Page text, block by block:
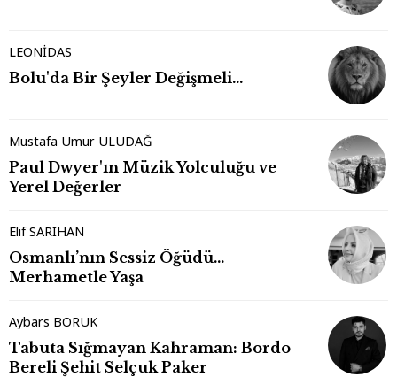
LEONİDAS
Bolu'da Bir Şeyler Değişmeli…
Mustafa Umur ULUDAĞ
Paul Dwyer'ın Müzik Yolculuğu ve
Yerel Değerler
Elif SARIHAN
Osmanlı’nın Sessiz Öğüdü…
Merhametle Yaşa
Aybars BORUK
Tabuta Sığmayan Kahraman: Bordo
Bereli Şehit Selçuk Paker